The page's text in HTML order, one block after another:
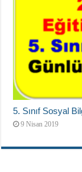
5. Sınıf Sosyal
9 Nisan 2019